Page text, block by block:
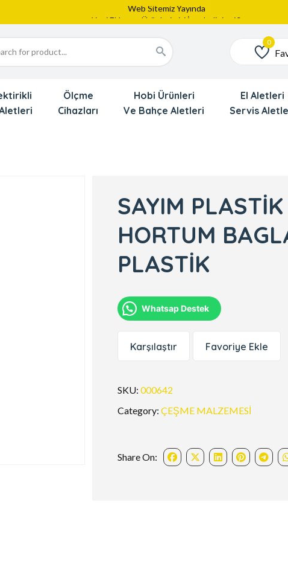
Web Sitemiz Yayında
Yeni Eklenen Ürünlerimizi İnceledinizmi ?
Favoriler
Ölçme
Cihazları
Hobi Ürünleri
Ve Bahçe Aletleri
El Aletleri
Servis
SAYIM
HORTUM
PLASTİK
Whatsap Destek
Karşılaştır Favoriye Ekle
SKU:000642
Category:ÇEŞME MALZEMESİ
Share On: